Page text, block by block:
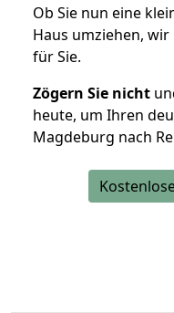
Ob Sie nun eine
Haus umziehen,
für Sie.
Zögern Sie nicht
heute, um Ihren
Magdeburg nach